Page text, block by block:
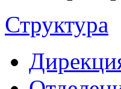
Структура